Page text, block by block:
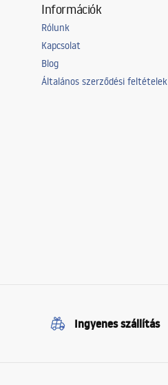
Információk
Rólunk
Kapcsolat
Blog
Általános szerződési feltételek
Ingyenes szállítás